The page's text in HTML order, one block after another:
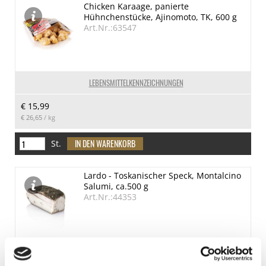
LEBENSMITTELKENNZEICHNUNGEN
Chicken Karaage, panierte
Hühnchenstücke, Ajinomoto, TK, 600 g
Art.Nr.:63547
€ 15,99
€ 26,65 / kg
St.
Lardo - Toskanischer Speck, Montalcino
Salumi, ca.500 g
Art.Nr.:44353